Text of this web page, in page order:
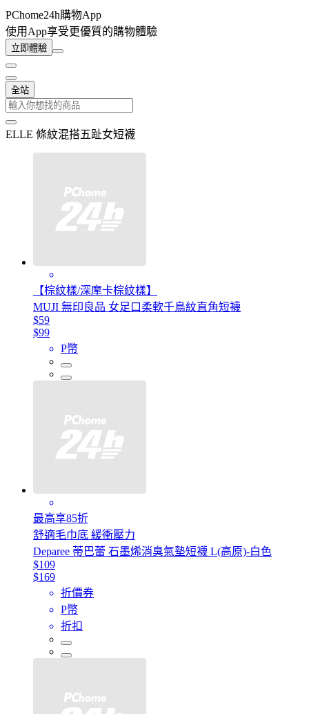
PChome24h購物App
使用App享受更優質的購物體驗
立即體驗
全站
ELLE 條紋混搭五趾女短襪
【棕紋樣/深摩卡棕紋樣】
MUJI 無印良品 女足口柔軟千鳥紋直角短襪
$59
$99
P幣
最高享85折
舒適毛巾底 緩衝壓力
Deparee 蒂巴蕾 石墨烯消臭氣墊短襪 L(高原)-白色
$109
$169
折價券
P幣
折扣